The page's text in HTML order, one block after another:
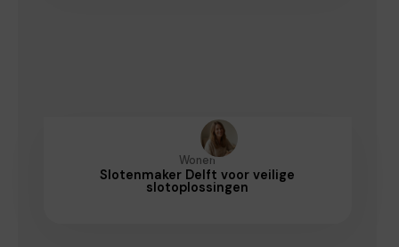
Wonen
Slotenmaker Delft voor veilige
slotoplossingen